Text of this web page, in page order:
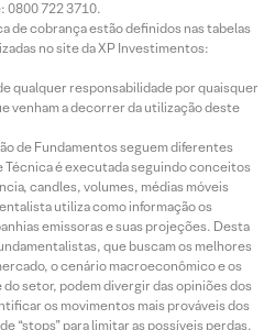
0800 722 3710.
de cobrança estão definidos nas tabelas
no site da XP Investimentos:
qualquer responsabilidade por quaisquer
venham a decorrer da utilização deste
de Fundamentos seguem diferentes
Técnica é executada seguindo conceitos
candles, volumes, médias móveis
utiliza como informação os
emissoras e suas projeções. Desta
que buscam os melhores
o cenário macroeconômico e os
setor, podem divergir das opiniões dos
os movimentos mais prováveis dos
“stops” para limitar as possíveis perdas.